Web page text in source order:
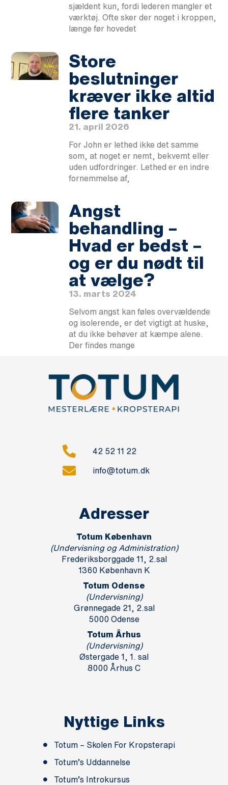
sjældent kun, fordi lederen mangler et
værktøj. Ofte sker der noget i kroppen,
længe før hovedet
Store
beslutninger
kræver ikke altid
flere tanker
21. april 2026
For John er lethed ikke det samme
som, at noget er nemt, bekvemt eller
uden udfordringer. Lethed er en indre
fornemmelse af,
Angst
behandling –
Hvad er bedst –
og er du nødt til
at vælge?
13. marts 2024
Selvom angst kan føles overvældende
og isolerende, er det vigtigt at huske,
at du ikke behøver at kæmpe alene.
Der findes mange
42 52 11 22
info@totum.dk
Adresser
Totum København
(Undervisning og Administration)
Frederiksborggade 11, 2.sal
1360 København K
Totum Odense
(Undervisning)
Grønnegade 21, 2.sal
5000 Odense
Totum Århus
(Undervisning)
Østergade 1, 1. sal
8000 Århus C
Nyttige Links
Totum – Skolen For Kropsterapi
Totum’s Uddannelse
Totum’s Introkursus